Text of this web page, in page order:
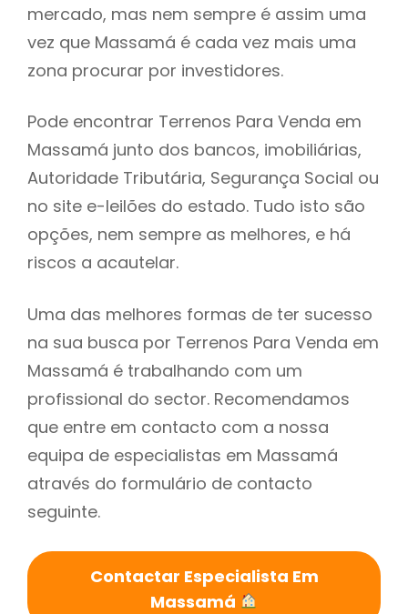
mercado, mas nem sempre é assim uma
vez que Massamá é cada vez mais uma
zona procurar por investidores.
Pode encontrar Terrenos Para Venda em
Massamá junto dos bancos, imobiliárias,
Autoridade Tributária, Segurança Social ou
no site e-leilões do estado. Tudo isto são
opções, nem sempre as melhores, e há
riscos a acautelar.
Uma das melhores formas de ter sucesso
na sua busca por Terrenos Para Venda em
Massamá é trabalhando com um
profissional do sector. Recomendamos
que entre em contacto com a nossa
equipa de especialistas em Massamá
através do formulário de contacto
seguinte.
Contactar Especialista Em
Massamá